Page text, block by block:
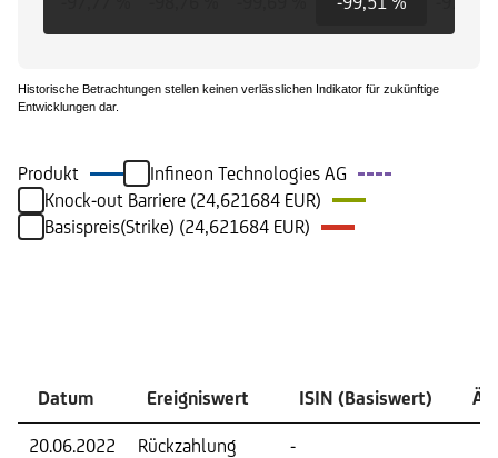
Historische Betrachtungen stellen keinen verlässlichen Indikator für zukünftige
Entwicklungen dar.
Produkt
Infineon Technologies AG
Knock-out Barriere (24,621684 EUR)
Basispreis(Strike) (24,621684 EUR)
Datum Ereigniswert ISIN (Basiswert)
20.06.2022 Rückzahlung -